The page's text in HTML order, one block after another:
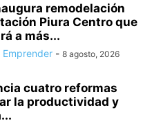
remodelación
Piura Centro que
a más...
- 8 agosto, 2026
cuatro reformas
la productividad y